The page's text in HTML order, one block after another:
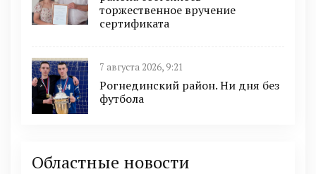
торжественное вручение
сертификата
7 августа 2026, 9:21
Рогнединский район. Ни дня без
футбола
Областные новости